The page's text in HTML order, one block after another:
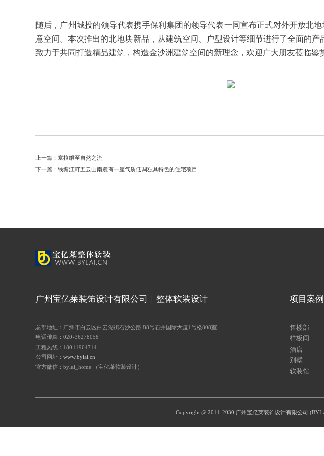
随后，广州城投的领导代表携手保利集团的领导代表一同宣布正式对外开放北地
意空间。本次推出的北地块新品，从建筑空间、户型设计等细节进行了全面的产
致力于共同打造精品建筑，构造金沙洲建筑空间的新理念，欢迎广大朋友莅临鉴
上一篇： 塞拉维至自然之流
下一篇： 钱塘江畔五云山南麓有一座气质低调独具特色的住宅项目
广州宝亿莱装饰设计有限公司｜整体软装设计
总部地址：广州市白云区白云湖街石沙公路 88号石井国际大厦1号楼808室
电话传真：020-36278058
工程热线：18011964714
公司网址： www.bylai.cn
官方微信：bylai_home （宝亿莱软装设计）
项目案例
售楼部
样板间
酒店
别墅
软装馆
Copyright @ 2011-2030 广州宝亿莱装饰设计有限公司